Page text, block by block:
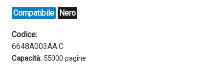
Compatibile Nero
Codice:
6648A003AA.C
Capacità: 55000 pagine